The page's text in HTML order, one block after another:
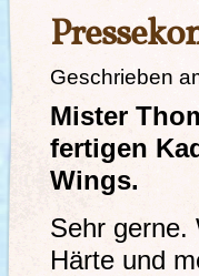
Geschrieben
Mister
fertigen
Wings.
Sehr gerne.
Härte und